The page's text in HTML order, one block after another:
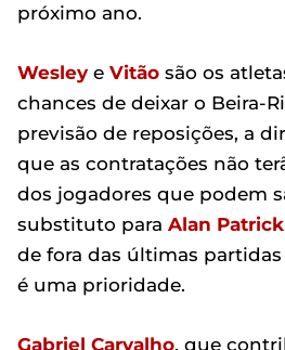
próximo ano.
Wesley e Vitão são os
chances de deixar o Beira-
previsão de reposições, a
que as contratações não
dos jogadores que podem
substituto para Alan Patrick
de fora das últimas
é uma prioridade.
Gabriel Carvalho, que